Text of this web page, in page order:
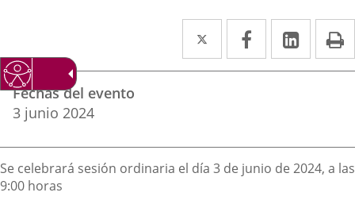
Twitter
Enlace
a
externa.
Facebook
Enlace
a
externa.
Enlace
a
Datos
del
evento
Fechas del evento
3 junio 2024
Descripción
Se celebrará sesión ordinaria el día 3 de junio de 2024, a las
9:00 horas